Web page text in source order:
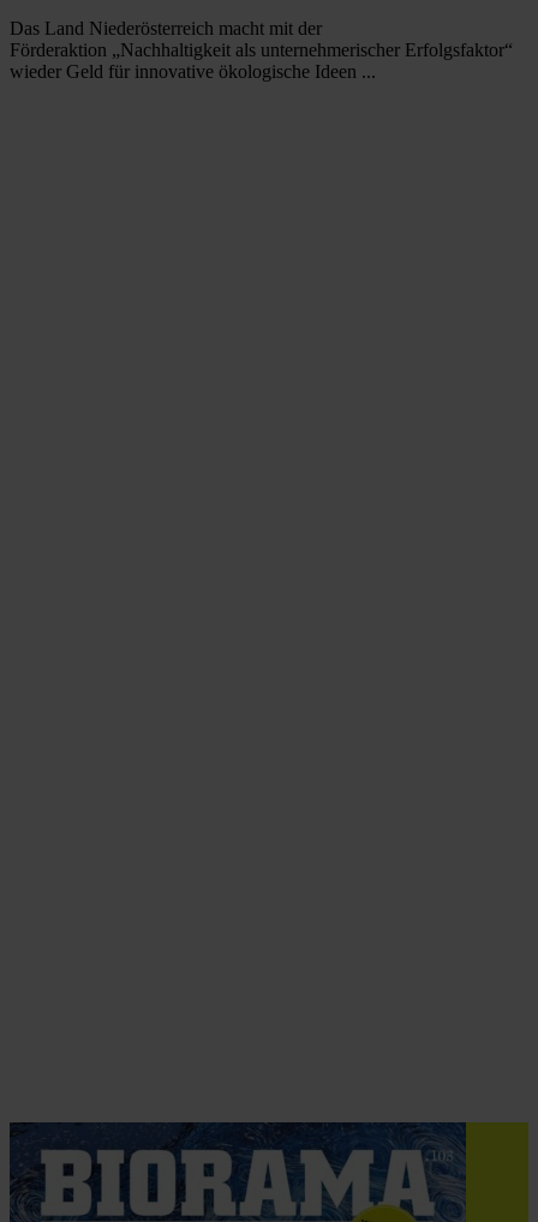
Das Land Niederösterreich macht mit der
Förderaktion „Nachhaltigkeit als unternehmerischer Erfolgsfaktor“
wieder Geld für innovative ökologische Ideen ...